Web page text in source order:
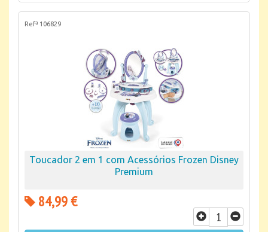
Refª 106829
Toucador 2 em 1 com Acessórios Frozen Disney
Premium
84,99 €